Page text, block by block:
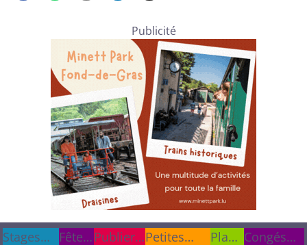
Publicité
Stages
Stages
Fêtes
Fêtes Publier
Publier
Petites
Plan Congés